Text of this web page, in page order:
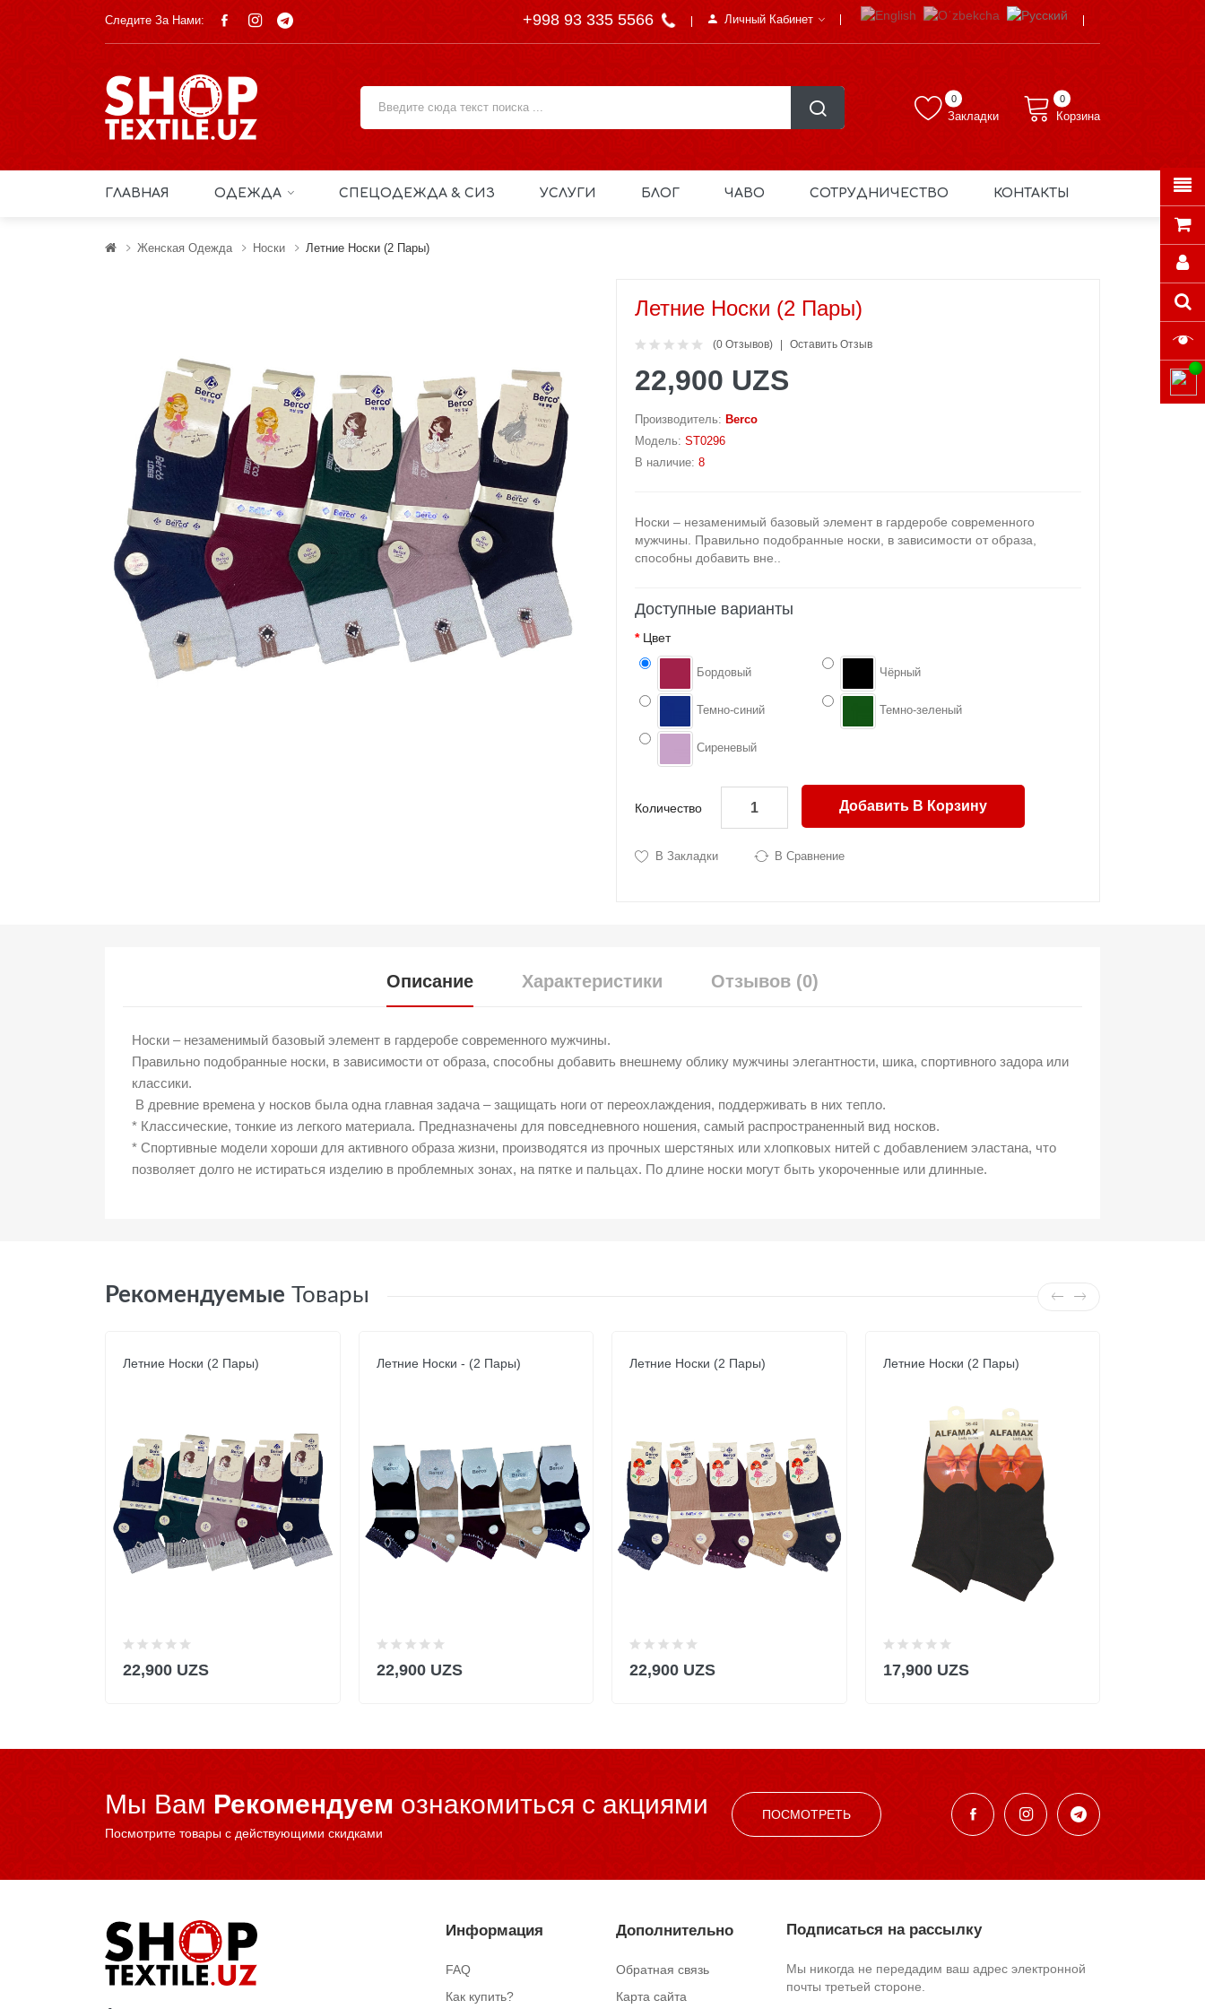
Следите За Нами: +998 93 335 5566 Личный Кабинет
Закладки
0 0
Корзина
ГЛАВНАЯ ОДЕЖДА СПЕЦОДЕЖДА & СИЗ УСЛУГИ БЛОГ ЧАВО СОТРУДНИЧЕСТВО КОНТАКТЫ
Женская Одежда Носки Летние Носки (2 Пары)
Летние Носки (2 Пары)
(0 Отзывов) Оставить Отзыв
22,900 UZS
Производитель: Berco
Модель: ST0296
В наличие: 8
Носки – незаменимый базовый элемент в гардеробе современного
мужчины. Правильно подобранные носки, в зависимости от образа,
способны добавить вне..
Доступные варианты
Цвет
Бордовый Чёрный
Темно-синий Темно-зеленый
Сиреневый
Количество Добавить В Корзину
В Закладки В Сравнение
Описание Характеристики Отзывов (0)
Носки – незаменимый базовый элемент в гардеробе современного мужчины.
Правильно подобранные носки, в зависимости от образа, способны добавить внешнему облику мужчины элегантности, шика, спортивного задора или
классики.
В древние времена у носков была одна главная задача – защищать ноги от переохлаждения, поддерживать в них тепло.
* Классические, тонкие из легкого материала. Предназначены для повседневного ношения, самый распространенный вид носков.
* Спортивные модели хороши для активного образа жизни, производятся из прочных шерстяных или хлопковых нитей с добавлением эластана, что
позволяет долго не истираться изделию в проблемных зонах, на пятке и пальцах. По длине носки могут быть укороченные или длинные.
Рекомендуемые Товары
Летние Носки (2 Пары)
22,900 UZS
Летние Носки - (2 Пары)
22,900 UZS
Летние Носки (2 Пары)
22,900 UZS
Летние Носки (2 Пары)
17,900 UZS
Мы Вам Рекомендуем ознакомиться c акциями
Посмотрите товары с действующими скидками
ПОСМОТРЕТЬ
Информация
FAQ
Как купить?
Дополнительно
Обратная связь
Карта сайта
Подписаться на рассылку
Мы никогда не передадим ваш адрес электронной
почты третьей стороне.